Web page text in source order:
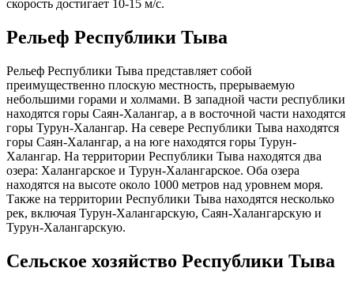
скорость достигает 10-15 м/с.
Рельеф Республики Тыва
Рельеф Республики Тыва представляет собой
преимущественно плоскую местность, прерываемую
небольшими горами и холмами. В западной части республики
находятся горы Саян-Халангар, а в восточной части находятся
горы Турун-Халангар. На севере Республики Тыва находятся
горы Саян-Халангар, а на юге находятся горы Турун-
Халангар. На территории Республики Тыва находятся два
озера: Халангарское и Турун-Халангарское. Оба озера
находятся на высоте около 1000 метров над уровнем моря.
Также на территории Республики Тыва находятся несколько
рек, включая Турун-Халангарскую, Саян-Халангарскую и
Турун-Халангарскую.
Сельское хозяйство Республики Тыва